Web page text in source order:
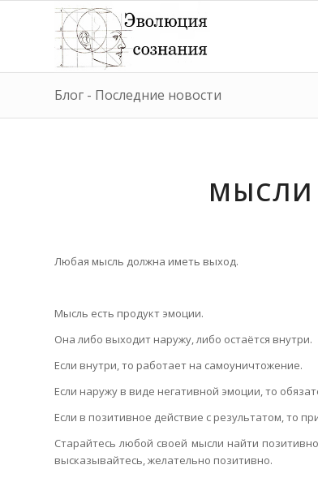
Блог - Последние новости
МЫСЛИ
Любая мысль должна иметь выход.
Мысль есть продукт эмоции.
Она либо выходит наружу, либо остаётся внутри.
Если внутри, то работает на самоуничтожение.
Если наружу в виде негативной эмоции, то
Если в позитивное действие с результатом, то
Старайтесь любой своей мысли найти
высказывайтесь, желательно позитивно.